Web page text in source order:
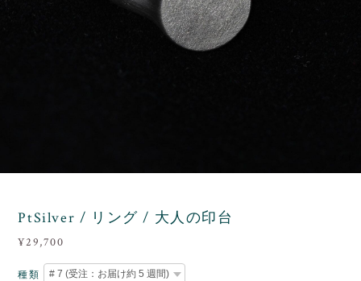
PtSilver / リング / 大人の印台
¥29,700
種類